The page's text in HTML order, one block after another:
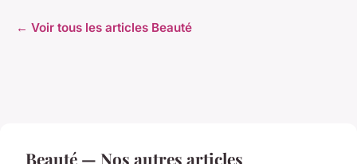
← Voir tous les articles Beauté
Beauté — Nos autres articles